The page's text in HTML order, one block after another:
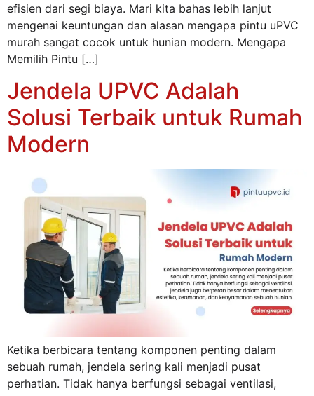
efisien dari segi biaya. Mari kita bahas lebih lanjut
mengenai keuntungan dan alasan mengapa pintu uPVC
murah sangat cocok untuk hunian modern. Mengapa
Memilih Pintu […]
Jendela UPVC Adalah
Solusi Terbaik untuk Rumah
Modern
Ketika berbicara tentang komponen penting dalam
sebuah rumah, jendela sering kali menjadi pusat
perhatian. Tidak hanya berfungsi sebagai ventilasi,